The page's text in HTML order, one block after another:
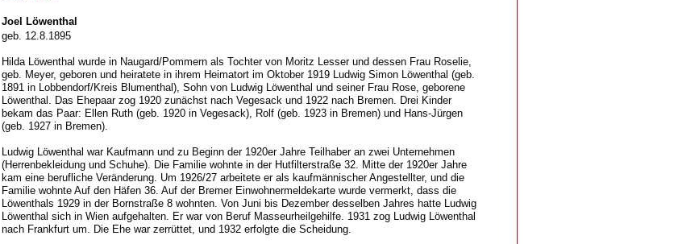
Joel Löwenthal
geb. 12.8.1895
Hilda Löwenthal wurde in Naugard/Pommern als Tochter von Moritz Lesser und dessen Frau Roselie,
geb. Meyer, geboren und heiratete in ihrem Heimatort im Oktober 1919 Ludwig Simon Löwenthal (geb.
1891 in Lobbendorf/Kreis Blumenthal), Sohn von Ludwig Löwenthal und seiner Frau Rose, geborene
Löwenthal. Das Ehepaar zog 1920 zunächst nach Vegesack und 1922 nach Bremen. Drei Kinder
bekam das Paar: Ellen Ruth (geb. 1920 in Vegesack), Rolf (geb. 1923 in Bremen) und Hans-Jürgen
(geb. 1927 in Bremen).
Ludwig Löwenthal war Kaufmann und zu Beginn der 1920er Jahre Teilhaber an zwei Unternehmen
(Herrenbekleidung und Schuhe). Die Familie wohnte in der Hutfilterstraße 32. Mitte der 1920er Jahre
kam eine berufliche Veränderung. Um 1926/27 arbeitete er als kaufmännischer Angestellter, und die
Familie wohnte Auf den Häfen 36. Auf der Bremer Einwohnermeldekarte wurde vermerkt, dass die
Löwenthals 1929 in der Bornstraße 8 wohnten. Von Juni bis Dezember desselben Jahres hatte Ludwig
Löwenthal sich in Wien aufgehalten. Er war von Beruf Masseurheilgehilfe. 1931 zog Ludwig Löwenthal
nach Frankfurt um. Die Ehe war zerrüttet, und 1932 erfolgte die Scheidung.